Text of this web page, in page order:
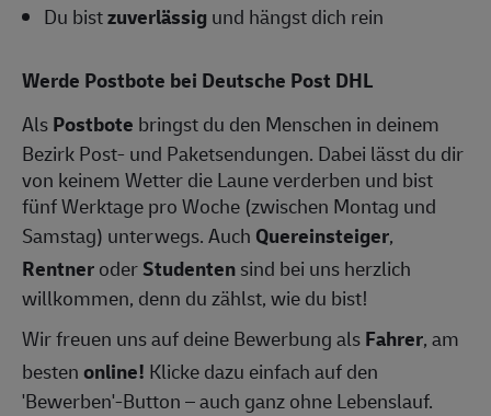
Du bistzuverlässigund hängst dich rein
Werde Postbote bei Deutsche Post DHL
AlsPostbote bringst du den Menschen in deinem
Bezirk Post- und Paketsendungen. Dabei lässt du dir
von keinem Wetter die Laune verderben und bist
fünf Werktage pro Woche (zwischen Montag und
Samstag) unterwegs. Auch Quereinsteiger,
RentneroderStudentensind bei uns herzlich
willkommen, denn du zählst, wie du bist!
Wir freuen uns auf deine Bewerbung alsFahrer, am
bestenonline! Klicke dazu einfach auf den
'Bewerben'-Button – auch ganz ohne Lebenslauf.